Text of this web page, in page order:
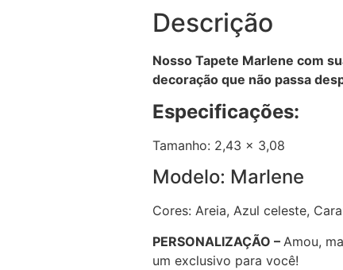
Descrição
Nosso Tapete Marlene com
decoração que não passa
Especificações:
Tamanho: 2,43 x 3,08
Modelo: Marlene
Cores: Areia, Azul celeste,
PERSONALIZAÇÃO – Amou,
um exclusivo para você!